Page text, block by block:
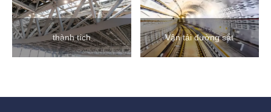
thành tích Vận tải đường sắt